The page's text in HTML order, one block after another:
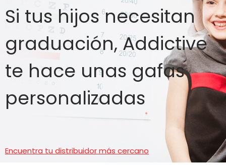
Si tus hijos necesitan
graduación, Addictive
te hace unas gafas
personalizadas
Encuentra tu distribuidor más cercano